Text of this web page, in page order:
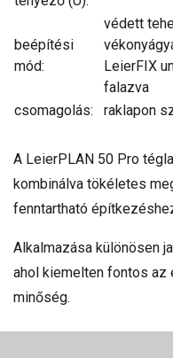
beépítési
mód:
védett
LeierFIX
falazva
csomagolás:
raklapon
A LeierPLAN 50 Pro
kombinálva tökéletes
fenntartható
Alkalmazása különösen
ahol kiemelten fontos az
minőség.